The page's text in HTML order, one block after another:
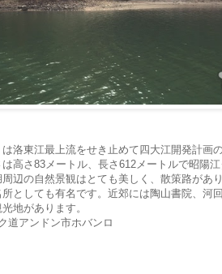
は洛東江最上流をせき止めて四大江開発計画
高さ83メートル、長さ612メートルで昭陽
辺の自然景観はとても美しく、散策路があ
としても有名です。近郊には陶山書院、河
地があります。
道アンドン市ホバンロ